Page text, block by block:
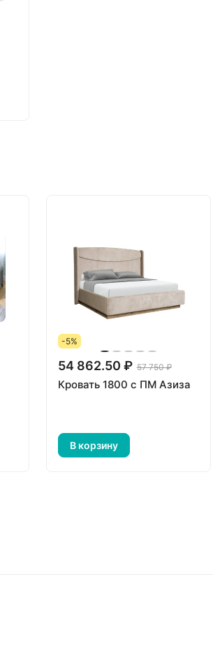
-5%
54 862.50 ₽ 57 750 ₽
Кровать 1800 с ПМ Азиза
В корзину